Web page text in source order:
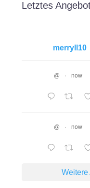
Letztes
merryll10
@ · now
@ · now
Weitere